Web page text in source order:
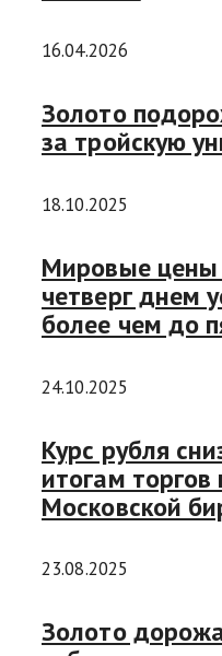
16.04.2026
Золото
за тройскую
18.10.2025
Мировые цены
четверг днем
более чем до
24.10.2025
Курс рубля
итогам
Московской
23.08.2025
Золото